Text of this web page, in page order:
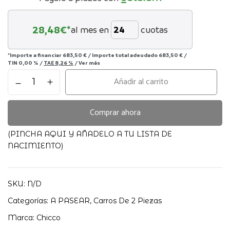
28,48€*al mes en cuotas
*Importe a financiar 683,50 € / Importe total adeudado 683,50 € /
TIN 0,00 % / TAE 8,26 % /Ver más
Duo
Bellagio
+
Soporte
E-
cantidad
Añadir al carrito
Comprar ahora
(PINCHA AQUI Y AÑADELO A TU LISTA DE
NACIMIENTO)
SKU: N/D
Categorías: A PASEAR, Carros De 2 Piezas
Marca: Chicco